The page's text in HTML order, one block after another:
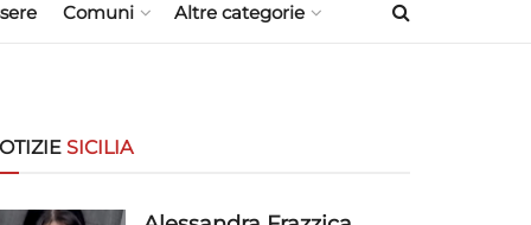
Comuni Altre categorie
SICILIA